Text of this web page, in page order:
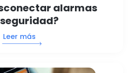
alarmas
Leer más